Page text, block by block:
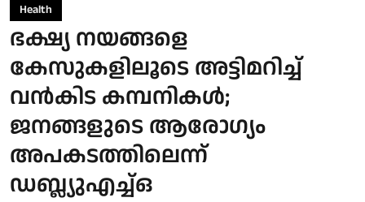
Health
ഭക്ഷ്യ നയങ്ങളെ
കേസുകളിലൂടെ അട്ടിമറിച്ച്
വൻകിട കമ്പനികൾ;
ജനങ്ങളുടെ ആരോഗ്യം
അപകടത്തിലെന്ന്
ഡബ്ല്യുഎച്ച്ഒ